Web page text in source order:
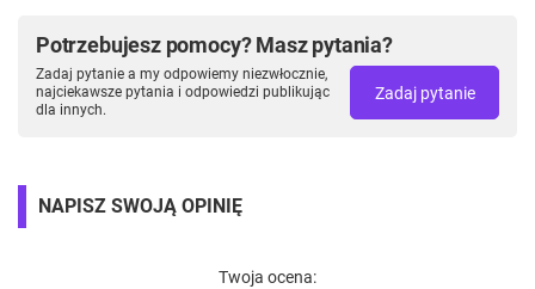
Potrzebujesz pomocy? Masz pytania?
Zadaj pytanie a my odpowiemy niezwłocznie,
najciekawsze pytania i odpowiedzi publikując
dla innych.
Zadaj pytanie
NAPISZ SWOJĄ OPINIĘ
Twoja ocena: